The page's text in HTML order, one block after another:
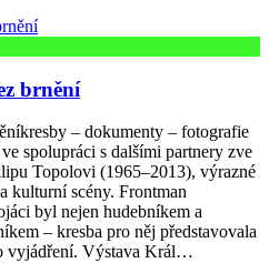
brnění
– dokumenty – fotografie
spolupráci s dalšími partnery zve
Topolovi (1965–2013), výrazné
kulturní scény. Frontman
byl nejen hudebníkem a
– kresba pro něj představovala
vyjádření. Výstava Král…